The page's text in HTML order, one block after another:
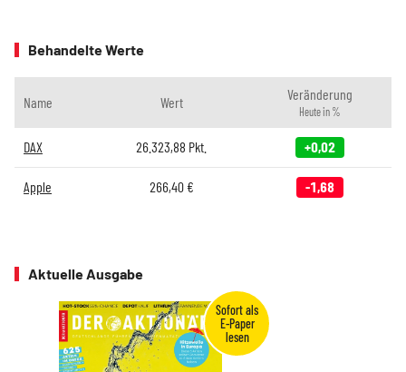
Behandelte Werte
Name Wert Veränderung
Heute in %
DAX 26.323,88 Pkt. +0,02
Apple 266,40€ -1,68
Aktuelle Ausgabe